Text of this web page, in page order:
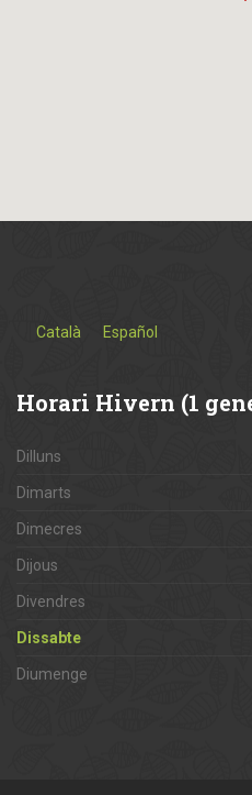
Català Español
Horari Hivern (1
Dilluns
Dimarts
Dimecres
Dijous
Divendres
Dissabte
Diumenge